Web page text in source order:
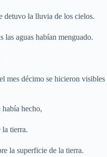
detuvo la lluvia de los cielos.
las aguas habían menguado.
mes décimo se hicieron visibles
hecho,
la tierra.
la superficie de la tierra.